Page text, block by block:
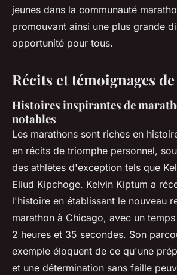
jeunes dans la communauté
promouvant ainsi une plus grande
opportunité pour tous.
Récits et témoignages
Histoires inspirantes de
notables
Les marathons sont riches en
en récits de triomphe personnel,
des athlètes d'exception tels que
Eliud Kipchoge. Kelvin Kiptum a
l'histoire en établissant le nouveau
marathon à Chicago, avec un
2 heures et 35 secondes. Son
exemple éloquent de ce qu'une
et une détermination sans faille